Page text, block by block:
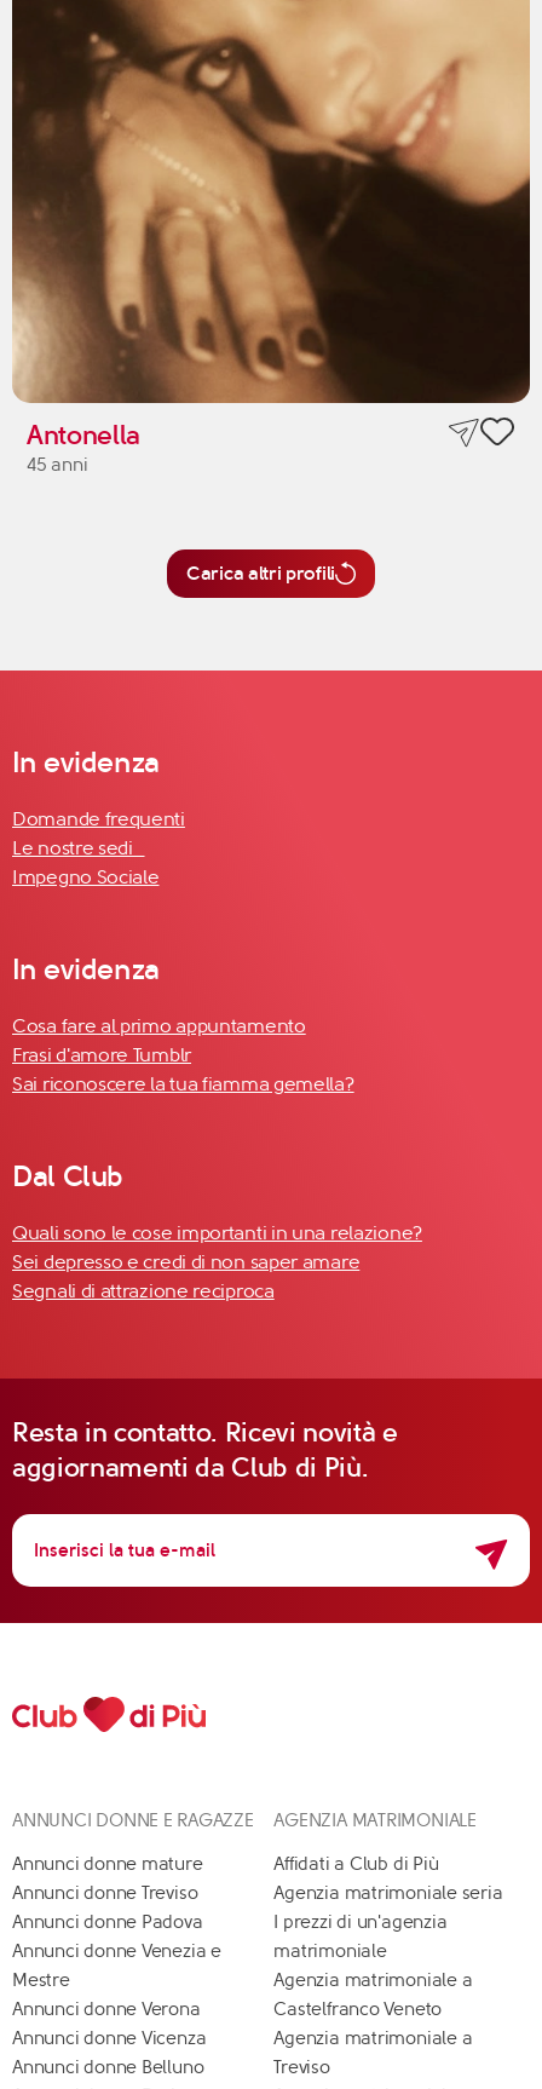
Antonella
45 anni
Carica altri profili
In evidenza
Domande frequenti
Le nostre sedi
Impegno Sociale
In evidenza
Cosa fare al primo appuntamento
Frasi d'amore Tumblr
Sai riconoscere la tua fiamma gemella?
Dal Club
Quali sono le cose importanti in una relazione?
Sei depresso e credi di non saper amare
Segnali di attrazione reciproca
Resta in contatto. Ricevi novità e
aggiornamenti da Club di Più.
ANNUNCI DONNE E RAGAZZE
Annunci donne mature
Annunci donne Treviso
Annunci donne Padova
Annunci donne Venezia e
Mestre
Annunci donne Verona
Annunci donne Vicenza
Annunci donne Belluno
AGENZIA MATRIMONIALE
Affidati a Club di Più
Agenzia matrimoniale seria
I prezzi di un'agenzia
matrimoniale
Agenzia matrimoniale a
Castelfranco Veneto
Agenzia matrimoniale a
Treviso